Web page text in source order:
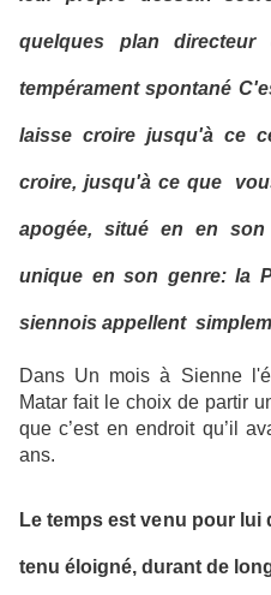
quelques plan
tempérament spontané
laisse croire jusqu'à ce
croire, jusqu'à ce que
apogée, situé en en
unique en son genre: la
siennois appellent
Dans Un mois à Sienne
Matar fait le choix de partir
que c’est en endroit qu’il
ans.
Le temps est venu pour lui
tenu éloigné, durant de